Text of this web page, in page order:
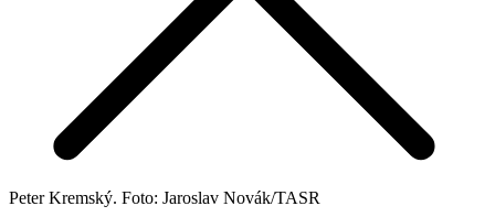
Peter Kremský. Foto: Jaroslav Novák/TASR